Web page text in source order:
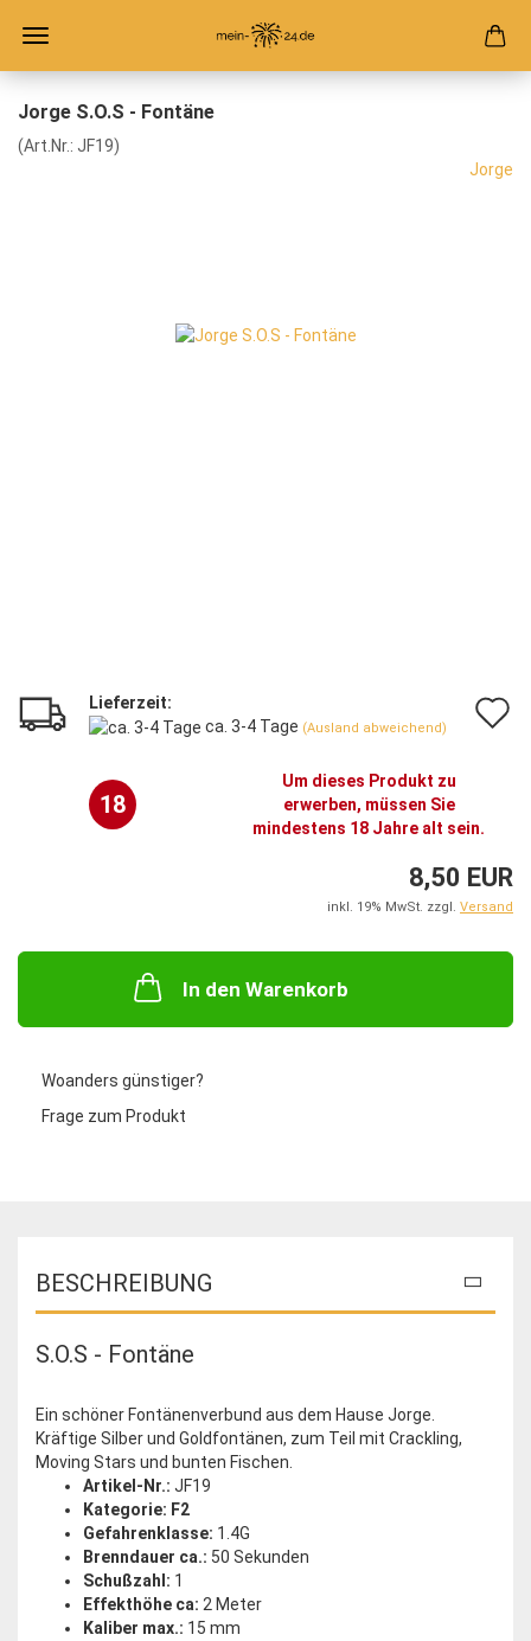
Jorge S.O.S - Fontäne
(Art.Nr.: JF19)
Jorge
Lieferzeit:
ca. 3-4 Tage (Ausland abweichend)
18
Um dieses Produkt zu
erwerben, müssen Sie
mindestens 18 Jahre alt sein.
8,50 EUR
inkl. 19% MwSt. zzgl. Versand
In den Warenkorb
Woanders günstiger?
Frage zum Produkt
BESCHREIBUNG
S.O.S - Fontäne
Ein schöner Fontänenverbund aus dem Hause Jorge.
Kräftige Silber und Goldfontänen, zum Teil mit Crackling,
Moving Stars und bunten Fischen.
Artikel-Nr.: JF19
Kategorie: F2
Gefahrenklasse: 1.4G
Brenndauer ca.: 50 Sekunden
Schußzahl: 1
Effekthöhe ca: 2 Meter
Kaliber max.: 15 mm